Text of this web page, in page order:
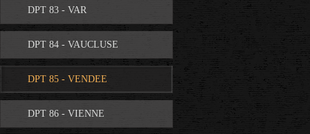
DPT 83 - VAR
DPT 84 - VAUCLUSE
DPT 85 - VENDEE
DPT 86 - VIENNE